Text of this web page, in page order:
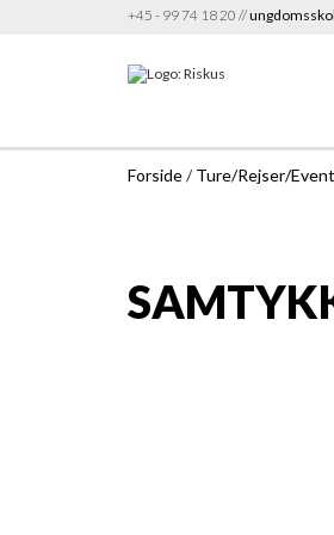
+45 - 99 74 18 20 //
Forside/Ture/Rejser/